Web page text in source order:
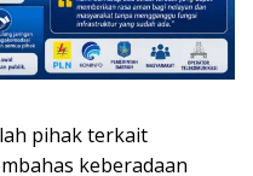
pihak terkait
keberadaan